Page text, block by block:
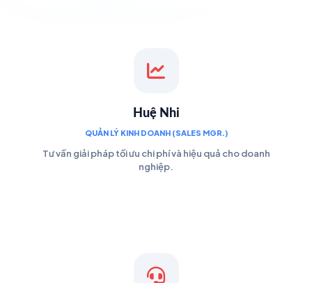
Huệ Nhi
QUẢN LÝ KINH DOANH (SALES MGR.)
Tư vấn giải pháp tối ưu chi phí và hiệu quả cho doanh
nghiệp.